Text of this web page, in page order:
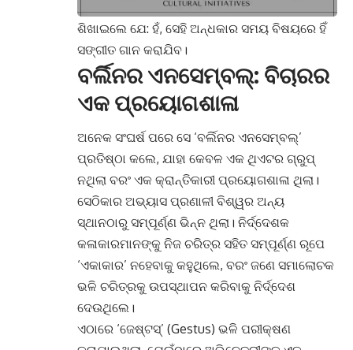
ଶିଖାଇଲେ ଯେ: ହଁ, ସେହି ଅନ୍ଧକାର ସମୟ ବିଷୟରେ ହିଁ
ସଙ୍ଗୀତ ଗାନ କରାଯିବ।
ବର୍ଲିନର ଏନସେମ୍ବଲ୍: ବିଚାରର
ଏକ ପ୍ରୟୋଗଶାଳା
ଅନେକ ସଂଘର୍ଷ ପରେ ସେ ‘ବର୍ଲିନର ଏନସେମ୍ବଲ୍’
ପ୍ରତିଷ୍ଠା କଲେ, ଯାହା କେବଳ ଏକ ଥିଏଟର ଗ୍ରୁପ୍
ନଥିଲା ବରଂ ଏକ କ୍ରାନ୍ତିକାରୀ ପ୍ରୟୋଗଶାଳା ଥିଲା।
ସେଠିକାର ଅଭ୍ୟାସ ପ୍ରଣାଳୀ ବିଶ୍ୱର ଅନ୍ୟ
ସ୍ଥାନଠାରୁ ସମ୍ପୂର୍ଣ୍ଣ ଭିନ୍ନ ଥିଲା। ନିର୍ଦ୍ଦେଶକ
କଳାକାରମାନଙ୍କୁ ନିଜ ଚରିତ୍ର ସହିତ ସମ୍ପୂର୍ଣ୍ଣ ରୂପେ
‘ଏକାକାର’ ନହେବାକୁ କହୁଥିଲେ, ବରଂ ଜଣେ ସମାଲୋଚକ
ଭଳି ଚରିତ୍ରକୁ ଉପସ୍ଥାପନ କରିବାକୁ ନିର୍ଦ୍ଦେଶ
ଦେଉଥିଲେ।
ଏଠାରେ ‘ଜେଷ୍ଟସ୍’ (Gestus) ଭଳି ପରୀକ୍ଷଣ